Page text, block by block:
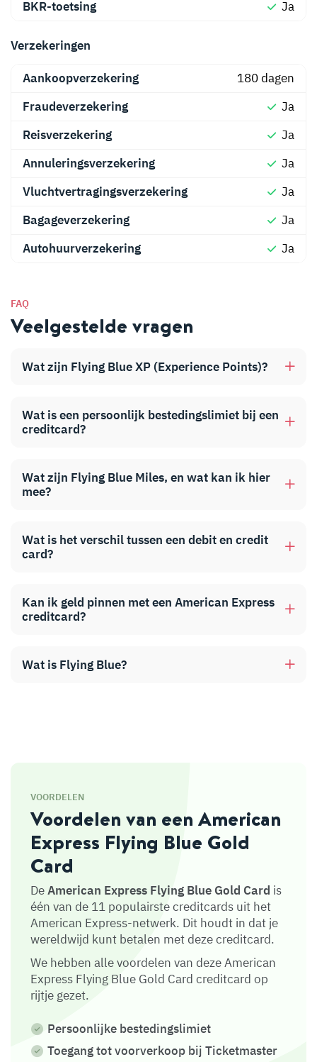
BKR-toetsing Ja
Verzekeringen
Aankoopverzekering
180 dagen
Fraudeverzekering
Ja
Reisverzekering
Ja
Annuleringsverzekering
Ja
Vluchtvertragingsverzekering
Ja
Bagageverzekering
Ja
Autohuurverzekering
Ja
FAQ
Veelgestelde vragen
Wat zijn Flying Blue XP (Experience Points)?
Wat is een persoonlijk bestedingslimiet bij een
creditcard?
Wat zijn Flying Blue Miles, en wat kan ik hier
mee?
Wat is het verschil tussen een debit en credit
card?
Kan ik geld pinnen met een American Express
creditcard?
Wat is Flying Blue?
VOORDELEN
Voordelen van een American
Express Flying Blue Gold
Card
DeAmerican Express Flying Blue Gold Card is
één van de 11 populairste creditcards uit het
American Express-netwerk. Dit houdt in dat je
wereldwijd kunt betalen met deze creditcard.
We hebben alle voordelen van deze American
Express Flying Blue Gold Card creditcard op
rijtje gezet.
Persoonlijke bestedingslimiet
Toegang tot voorverkoop bij Ticketmaster